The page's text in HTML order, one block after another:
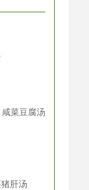
菜豆腐汤
肝汤